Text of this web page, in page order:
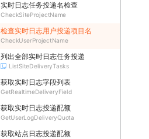
实时日志任务投递名检查
CheckSiteProjectName
检查实时日志用户投递项目名
CheckUserProjectName
列出全部实时日志任务投递
ListSiteDeliveryTasks
获取实时日志字段列表
GetRealtimeDeliveryField
获取实时日志投递配额
GetUserLogDeliveryQuota
获取站点日志投递配额